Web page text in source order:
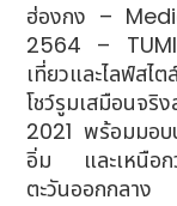
ฮ่องกง –
2564 – TUMI
เที่ยวและไลฟ์ส
โชว์รูมเสมือนจริ
2021 พร้อมมอบ
อิ่ม และเหนือกว่
ตะวันออกกลาง